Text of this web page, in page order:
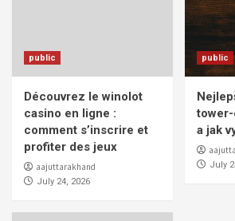
public
Découvrez le winolot
casino en ligne :
comment s’inscrire et
profiter des jeux
aajuttarakhand
July 24, 2026
public
a jak
July